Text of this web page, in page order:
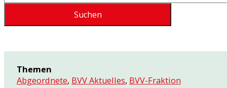
Suchen
Themen
Abgeordnete, BVV Aktuelles, BVV-Fraktion